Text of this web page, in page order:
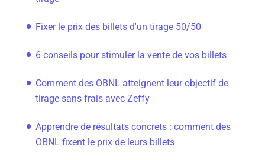
Fixer le prix des billets d'un tirage 50/50
6 conseils pour stimuler la vente de vos billets
Comment des OBNL atteignent leur objectif de
tirage sans frais avec Zeffy
Apprendre de résultats concrets : comment des
OBNL fixent le prix de leurs billets